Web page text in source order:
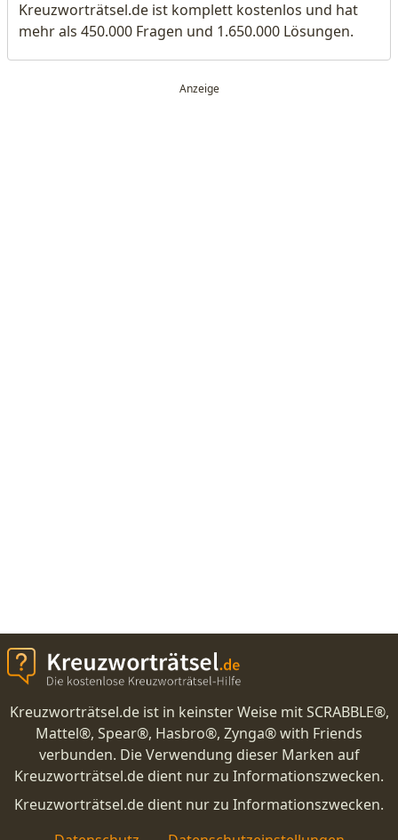
Kreuzworträtsel.de ist komplett kostenlos und hat
mehr als 450.000 Fragen und 1.650.000 Lösungen.
Kreuzworträtsel.de ist in keinster Weise mit SCRABBLE®,
Mattel®, Spear®, Hasbro®, Zynga® with Friends
verbunden. Die Verwendung dieser Marken auf
Kreuzworträtsel.de dient nur zu Informationszwecken.
Kreuzworträtsel.de dient nur zu Informationszwecken.